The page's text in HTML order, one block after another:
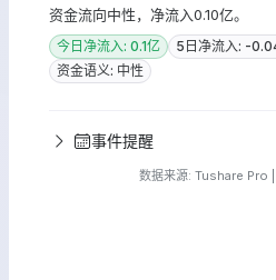
资金流向中性，净流入0.10亿。
今日净流入: 0.1亿 5日净流入: -
资金语义: 中性
事件提醒
数据来源: Tushare Pro